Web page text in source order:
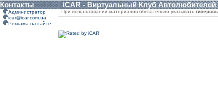
Контакты iCAR - Виртуальный Клуб Автолюбителей
Администратор
icar@icar.com.ua
Реклама на сайте
При использовании материалов обязательно указывать